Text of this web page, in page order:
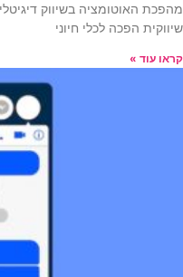
מהפכת האוטומציה בשיווק
שיווקית הפכה לכלי חיוני
קראו עוד »